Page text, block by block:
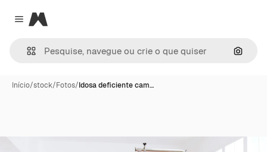
Close menu
Magnific
Início/stock/Fotos/Idosa deficiente cam…